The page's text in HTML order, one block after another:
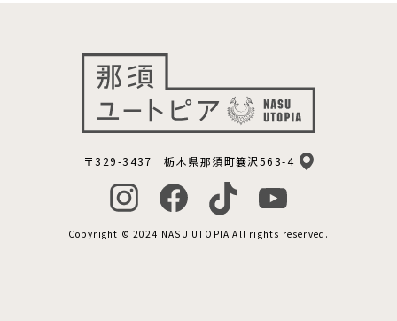
〒329-3437 栃木県那須町簔沢563-4
Copyright © 2024 NASU UTOPIA All rights reserved.